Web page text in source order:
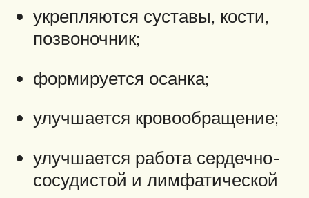
укрепляются суставы, кости,
позвоночник;
формируется осанка;
улучшается кровообращение;
улучшается работа сердечно-
сосудистой и лимфатической